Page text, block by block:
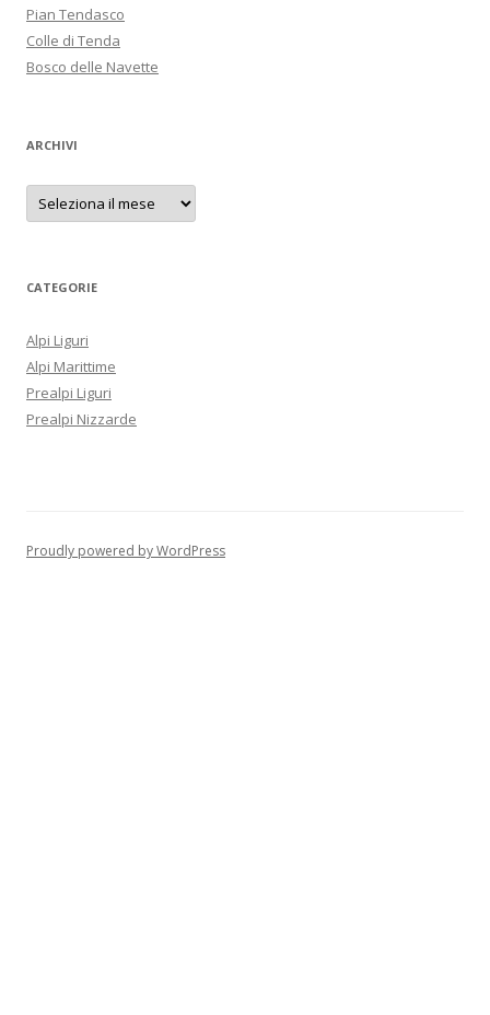
Pian Tendasco
Colle di Tenda
Bosco delle Navette
ARCHIVI
A
c
iCATEGORIE
Alpi Liguri
Alpi Marittime
Prealpi Liguri
Prealpi Nizzarde
Proudly powered by WordPress